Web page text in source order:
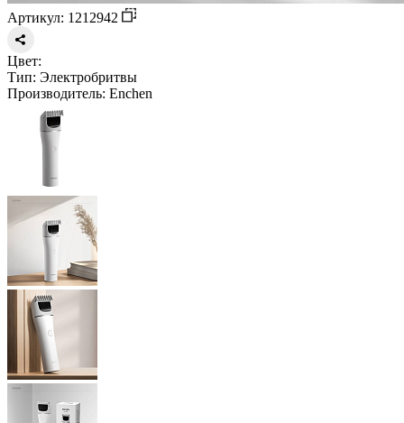
Артикул: 1212942
Цвет:
Тип: Электробритвы
Производитель: Enchen